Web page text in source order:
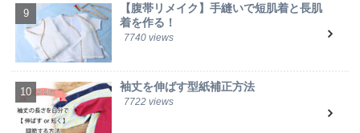
【腹帯リメイク】手縫いで短肌着と長肌
着を作る！
7740 views
袖丈を伸ばす型紙補正方法
7722 views